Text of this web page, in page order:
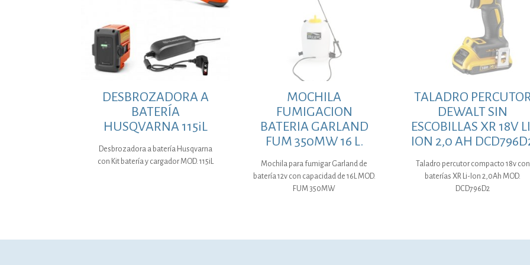
DESBROZADORA A
BATERÍA
HUSQVARNA 115iL
Desbrozadora a batería Husqvarna
con Kit batería y cargador MOD. 115iL
MOCHILA
FUMIGACION
BATERIA GARLAND
FUM 350MW 16 L.
Mochila para fumigar Garland de
batería 12v con capacidad de 16L MOD.
FUM 350MW
TALADRO
DEWALT SIN
ESCOBILLAS XR 18V
ION 2,0 AH
Taladro percutor compacto 18v con
baterías XR Li-Ion 2,0Ah MOD.
DCD796D2